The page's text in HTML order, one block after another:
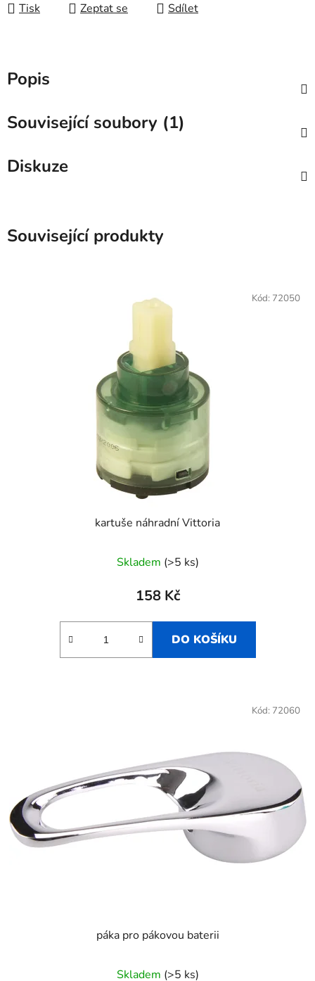
Tisk Zeptat se Sdílet
Popis
Související soubory (1)
Diskuze
Související produkty
kartuše náhradní Vittoria
Skladem (>5 ks)
158 Kč
DO KOŠÍKU
Kód: 72050
páka pro pákovou baterii
Skladem (>5 ks)
Kód: 72060